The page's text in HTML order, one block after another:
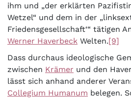
ihm und „der erklärten
Wetzel“ und dem in der
Friedensgesellschaft‘“ tätigen
Werner Haverbeck Welten.[9]
Dass durchaus ideologische
zwischen Krämer und den
lässt sich anhand anderer
Collegium Humanum belegen.